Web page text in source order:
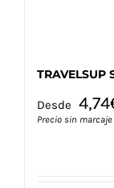
Desde 4,74
Precio sin